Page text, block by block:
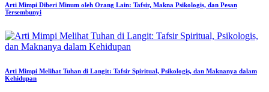
Arti Mimpi Diberi Minum oleh Orang Lain: Tafsir, Makna Psikologis, dan Pesan
Tersembunyi
Arti Mimpi Melihat Tuhan di Langit: Tafsir Spiritual, Psikologis, dan Maknanya dalam
Kehidupan